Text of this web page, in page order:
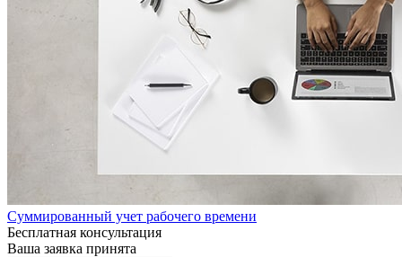
Суммированный учет рабочего времени
Бесплатная консультация
Ваша заявка принята